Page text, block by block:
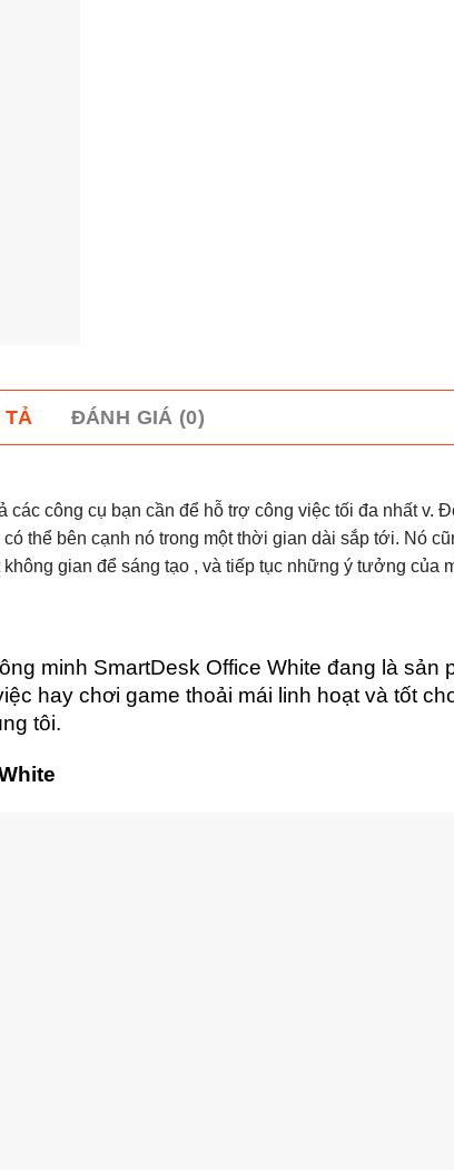
TẢ ĐÁNH GIÁ (0)
công cụ bạn cần để hỗ trợ công việc tối đa nhất v.
thể bên cạnh nó trong một thời gian dài sắp tới. Nó
gian để sáng tạo , và tiếp tục những ý tưởng của
minh SmartDesk Office White đang là sản
hay chơi game thoải mái linh hoạt và tốt
tôi.